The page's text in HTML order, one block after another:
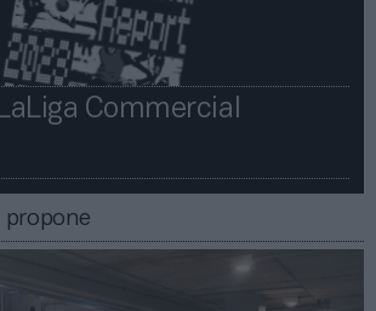
Commercial
propone